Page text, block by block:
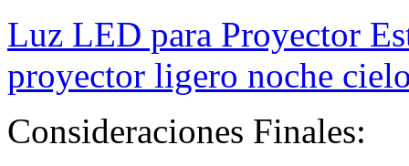
Luz LED para Proyector
proyector ligero noche
Consideraciones Finales: